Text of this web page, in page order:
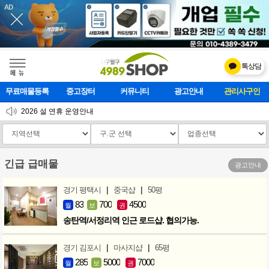
메    뉴
톡상담
무료매물등록 중고장터 커뮤니티 광고안내 마사지클럽
2026 설 연휴 운영안내
[업데이트]모바일 하단 고정메뉴 추가
[업데이트] 개선사항 안내
긴급 급매물 광고안내
경기 평택시 | 중국샵 | 50평
월 83 보 700 권 4500
송탄역/서정리역 인근 로드샵. 협의가능.
경기 김포시 | 마사지샵 | 65평
월 285 보 5000 권 7000